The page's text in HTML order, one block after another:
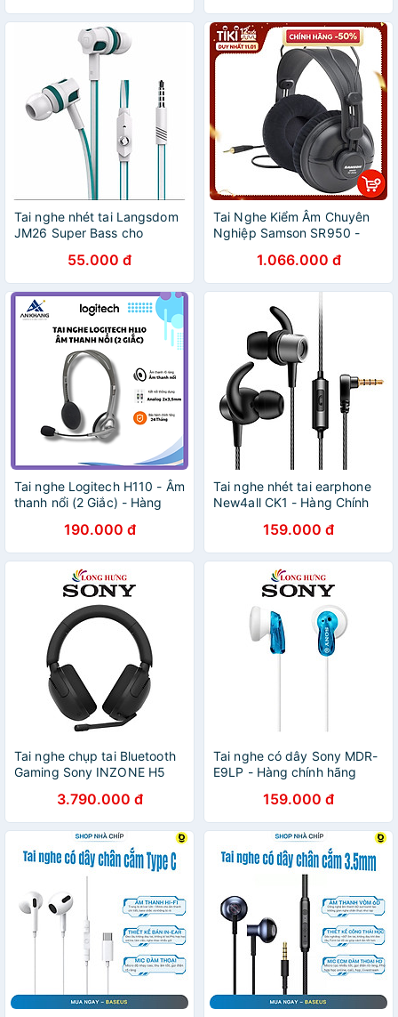
Tai nghe nhét tai Langsdom
JM26 Super Bass cho
- Hàng Chính Hãng
55.000 đ
Tai Nghe Kiểm Âm Chuyên
Nghiệp Samson SR950 -
1.066.000 đ
Tai nghe Logitech H110 - Âm
thanh nổi (2 Giắc) - Hàng
190.000 đ
Tai nghe nhét tai earphone
New4all CK1 - Hàng Chính
159.000 đ
Tai nghe chụp tai Bluetooth
Gaming Sony INZONE H5
3.790.000 đ
Tai nghe có dây Sony MDR-
E9LP - Hàng chính hãng
159.000 đ